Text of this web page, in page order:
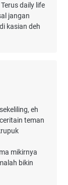
daily life
jangan
kasian deh
eh
teman
mikirnya
bikin